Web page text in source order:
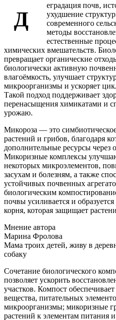
Д
еградация почв,
ухудшение
современного
методы
естественные
химических вмешательств.
превращает органические
биологически активную
влагоёмкость, улучшает
микроорганизмы и ускоряет
Такой подход поддерживает
перенасыщения химикатами и
урожаю.
Микороза — это
растений и грибов, благодаря
дополнительные ресурсы через
Микоризные комплексы
некоторых микроэлементов,
засухам и болезням, а также
устойчивых почвенных
биологическим
почвы усиливается и
корня, которая защищает
Мнение автора
Марина Фролова
Мама троих детей, живу в
собаку
Сочетание биологического
позволяет ускорить
участков. Компост
вещества, питательных
микроорганизмы; микоризные
растений к элементам питания